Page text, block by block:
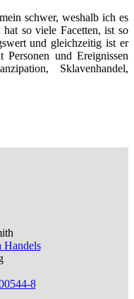
schwer, weshalb ich es
so viele Facetten, ist so
und gleichzeitig ist er
Personen und Ereignissen
Sklavenhandel,
Handels
8